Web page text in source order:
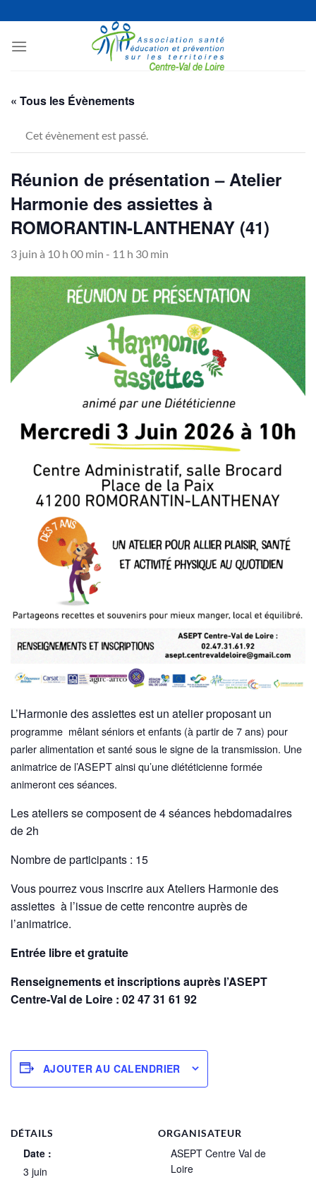
au
contenu
« Tous les Évènements
Cet évènement est passé.
Réunion de présentation – Atelier
Harmonie des assiettes à
ROMORANTIN-LANTHENAY (41)
3 juin à 10 h 00 min - 11 h 30 min
L’Harmonie des assiettes est un atelier proposant un
programme mêlant séniors et enfants (à partir de 7 ans) pour
parler alimentation et santé sous le signe de la transmission. Une
animatrice de l’ASEPT ainsi qu’une diététicienne formée
animeront ces séances.
Les ateliers se composent de 4 séances hebdomadaires
de 2h
Nombre de participants : 15
Vous pourrez vous inscrire aux Ateliers Harmonie des
assiettes à l’issue de cette rencontre auprès de
l’animatrice.
Entrée libre et gratuite
Renseignements et inscriptions auprès l’ASEPT
Centre-Val de Loire : 02 47 31 61 92
AJOUTER AU CALENDRIER
DÉTAILS
Date :
3 juin
ORGANISATEUR
ASEPT Centre Val de
Loire